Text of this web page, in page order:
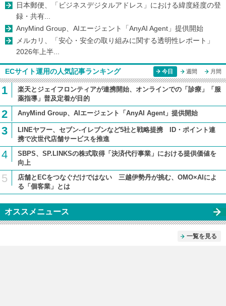
日本郵便、「ビジネスデジタルアドレス」における緯度経度の登
録・共有...
AnyMind Group、AIエージェント「AnyAI Agent」提供開始
メルカリ、「安心・安全の取り組みに関する透明性レポート」
2026年上半...
ECサイト運用の人気記事ランキング 今日 週間 月間
1
楽天とジェイフロンティアが連携開始、オンラインでの「診療」「服
薬指導」普及定着が目的
2 AnyMind Group、AIエージェント「AnyAI Agent」提供開始
3
LINEヤフー、セブン-イレブンなど5社と戦略提携 ID・ポイント連
携で次世代店舗サービスを推進
4
SBPS、SP.LINKSの株式取得「決済代行事業」における提供価値を
向上
5
店舗とECをつなぐだけではない 三越伊勢丹が挑む、OMO×AIによ
る「個客業」とは
オススメニュース
一覧を見る